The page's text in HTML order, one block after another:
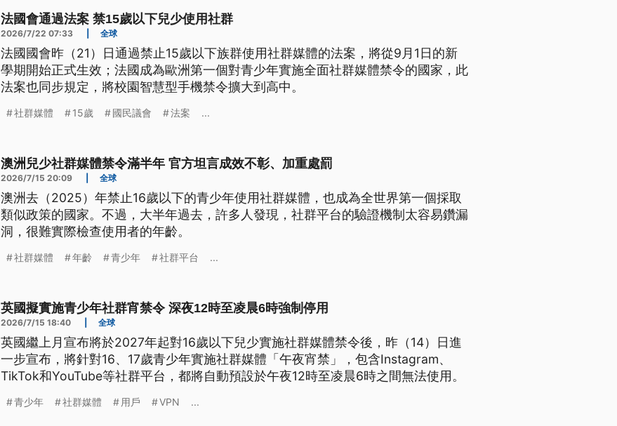
法國會通過法案 禁15歲以下兒少使用社群
2026/7/22 07:33 全球
法國國會昨（21）日通過禁止15歲以下族群使用社群媒體的法案，將從9月1日的新
學期開始正式生效；法國成為歐洲第一個對青少年實施全面社群媒體禁令的國家，此
法案也同步規定，將校園智慧型手機禁令擴大到高中。
社群媒體 15歲 國民議會 法案 ...
澳洲兒少社群媒體禁令滿半年 官方坦言成效不彰、加重處罰
2026/7/15 20:09 全球
澳洲去（2025）年禁止16歲以下的青少年使用社群媒體，也成為全世界第一個採取
類似政策的國家。不過，大半年過去，許多人發現，社群平台的驗證機制太容易鑽漏
洞，很難實際檢查使用者的年齡。
社群媒體 年齡 青少年 社群平台 ...
英國擬實施青少年社群宵禁令 深夜12時至凌晨6時強制停用
2026/7/15 18:40 全球
英國繼上月宣布將於2027年起對16歲以下兒少實施社群媒體禁令後，昨（14）日進
一步宣布，將針對16、17歲青少年實施社群媒體「午夜宵禁」，包含Instagram、
TikTok和YouTube等社群平台，都將自動預設於午夜12時至凌晨6時之間無法使用。
青少年 社群媒體 用戶 VPN ...